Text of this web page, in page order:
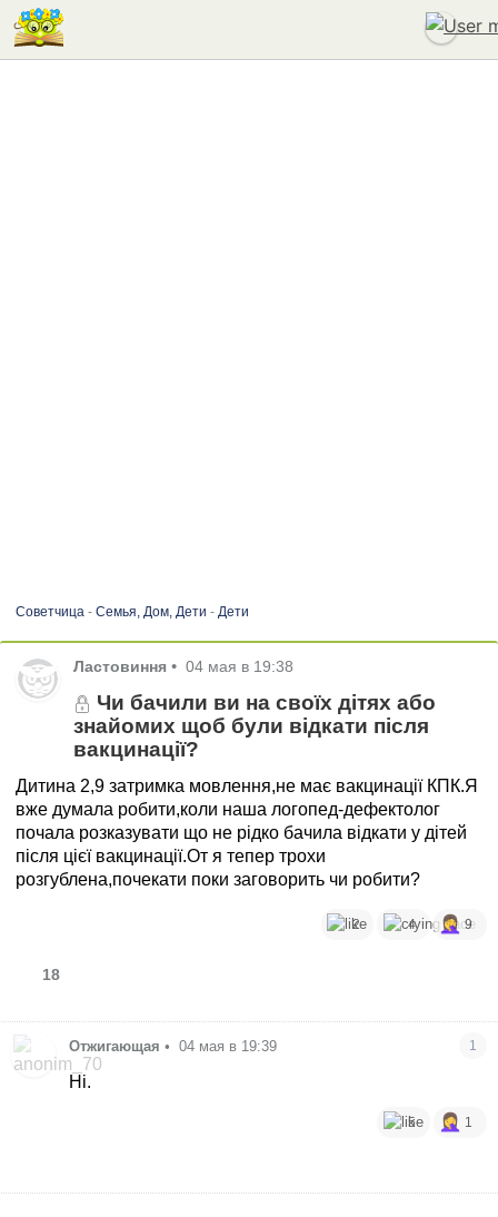
Советчица- Семья, Дом, Дети - Дети
Ластовиння • 04 мая в 19:38
Чи бачили ви на своїх дітях або
знайомих щоб були відкати після
вакцинації?
Дитина 2,9 затримка мовлення,не має вакцинації КПК.Я
вже думала робити,коли наша логопед-дефектолог
почала розказувати що не рідко бачила відкати у дітей
після цієї вакцинації.От я тепер трохи
розгублена,почекати поки заговорить чи робити?
2 4 9
18
Отжигающая • 04 мая в 19:39 1
Ні.
5 1